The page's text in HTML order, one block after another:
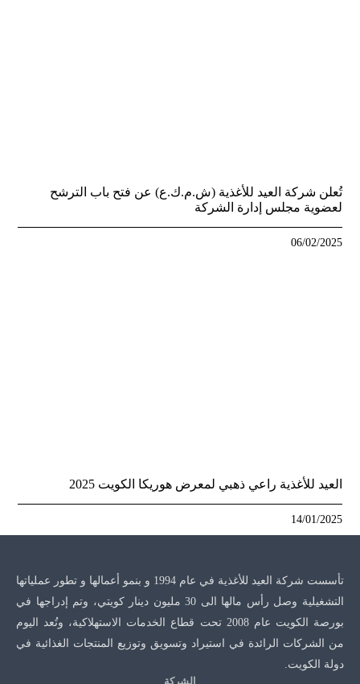
تُعلن شركة العيد للأغذية (ش.م.ك.ع) عن فتح باب الترشح
لعضوية مجلس إدارة الشركة
06/02/2025
العيد للأغذية راعي ذهبي لمعرض هوريكا الكويت 2025
14/01/2025
تأسست شركة العيد للأغذية في عام 1994 و بنمو أعمالها و تطور عملياتها
التشغيلية وصل رأس مالها الى 30 مليون دينار كويتي، وتم إدراجها في
بورصة الكويت عام 2008 تحت قطاع الخدمات الاستهلاكية، وتُعد اليوم
من الشركات الرائدة في استيراد وتسويق وتوزيع المنتجات الغذائية في
دولة الكويت.
الشركة